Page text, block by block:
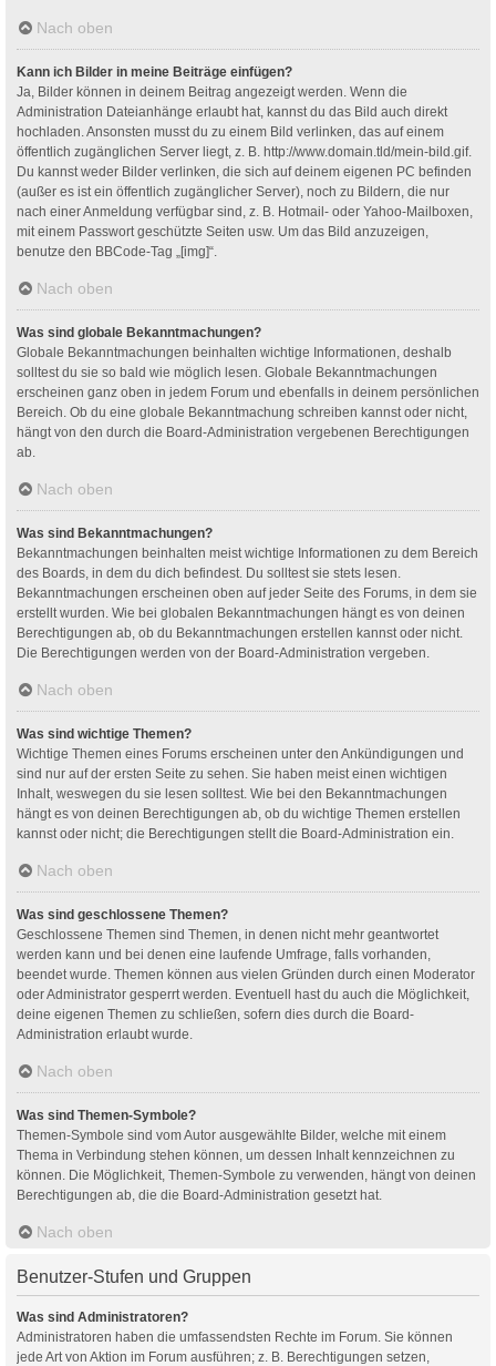
Nach oben
Kann ich Bilder in meine Beiträge einfügen?
Ja, Bilder können in deinem Beitrag angezeigt werden. Wenn die
Administration Dateianhänge erlaubt hat, kannst du das Bild auch direkt
hochladen. Ansonsten musst du zu einem Bild verlinken, das auf einem
öffentlich zugänglichen Server liegt, z. B. http://www.domain.tld/mein-bild.gif.
Du kannst weder Bilder verlinken, die sich auf deinem eigenen PC befinden
(außer es ist ein öffentlich zugänglicher Server), noch zu Bildern, die nur
nach einer Anmeldung verfügbar sind, z. B. Hotmail- oder Yahoo-Mailboxen,
mit einem Passwort geschützte Seiten usw. Um das Bild anzuzeigen,
benutze den BBCode-Tag „[img]“.
Nach oben
Was sind globale Bekanntmachungen?
Globale Bekanntmachungen beinhalten wichtige Informationen, deshalb
solltest du sie so bald wie möglich lesen. Globale Bekanntmachungen
erscheinen ganz oben in jedem Forum und ebenfalls in deinem persönlichen
Bereich. Ob du eine globale Bekanntmachung schreiben kannst oder nicht,
hängt von den durch die Board-Administration vergebenen Berechtigungen
ab.
Nach oben
Was sind Bekanntmachungen?
Bekanntmachungen beinhalten meist wichtige Informationen zu dem Bereich
des Boards, in dem du dich befindest. Du solltest sie stets lesen.
Bekanntmachungen erscheinen oben auf jeder Seite des Forums, in dem sie
erstellt wurden. Wie bei globalen Bekanntmachungen hängt es von deinen
Berechtigungen ab, ob du Bekanntmachungen erstellen kannst oder nicht.
Die Berechtigungen werden von der Board-Administration vergeben.
Nach oben
Was sind wichtige Themen?
Wichtige Themen eines Forums erscheinen unter den Ankündigungen und
sind nur auf der ersten Seite zu sehen. Sie haben meist einen wichtigen
Inhalt, weswegen du sie lesen solltest. Wie bei den Bekanntmachungen
hängt es von deinen Berechtigungen ab, ob du wichtige Themen erstellen
kannst oder nicht; die Berechtigungen stellt die Board-Administration ein.
Nach oben
Was sind geschlossene Themen?
Geschlossene Themen sind Themen, in denen nicht mehr geantwortet
werden kann und bei denen eine laufende Umfrage, falls vorhanden,
beendet wurde. Themen können aus vielen Gründen durch einen Moderator
oder Administrator gesperrt werden. Eventuell hast du auch die Möglichkeit,
deine eigenen Themen zu schließen, sofern dies durch die Board-
Administration erlaubt wurde.
Nach oben
Was sind Themen-Symbole?
Themen-Symbole sind vom Autor ausgewählte Bilder, welche mit einem
Thema in Verbindung stehen können, um dessen Inhalt kennzeichnen zu
können. Die Möglichkeit, Themen-Symbole zu verwenden, hängt von deinen
Berechtigungen ab, die die Board-Administration gesetzt hat.
Nach oben
Benutzer-Stufen und Gruppen
Was sind Administratoren?
Administratoren haben die umfassendsten Rechte im Forum. Sie können
jede Art von Aktion im Forum ausführen; z. B. Berechtigungen setzen,